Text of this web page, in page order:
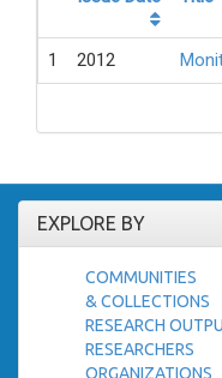
1 2012
EXPLORE BY
COMMUNITIES
& COLLECTIONS
RESEARCH
RESEARCHERS
ORGANIZATIONS